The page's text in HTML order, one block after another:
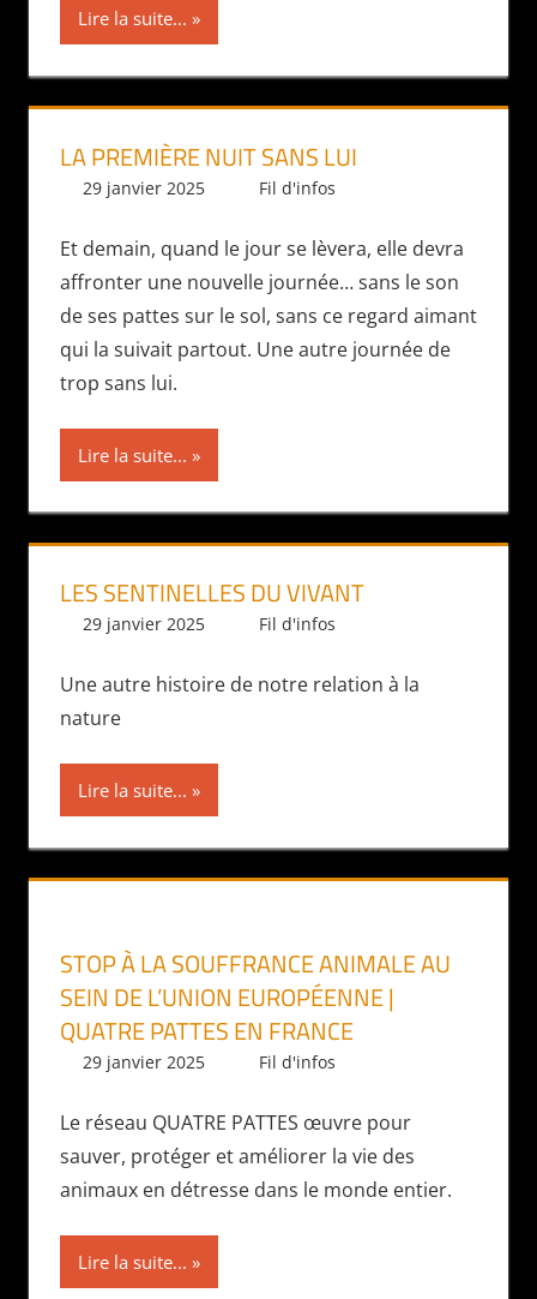
Lire la suite...
LA PREMIÈRE NUIT SANS LUI
29 janvier 2025 Daniel
Fil d'infos
Et demain, quand le jour se lèvera, elle devra
affronter une nouvelle journée… sans le son
de ses pattes sur le sol, sans ce regard aimant
qui la suivait partout. Une autre journée de
trop sans lui.
Lire la suite...
LES SENTINELLES DU VIVANT
29 janvier 2025 Daniel
Fil d'infos
Une autre histoire de notre relation à la
nature
Lire la suite...
STOP À LA SOUFFRANCE ANIMALE AU
SEIN DE L’UNION EUROPÉENNE |
QUATRE PATTES EN FRANCE
29 janvier 2025 Daniel
Fil d'infos
Le réseau QUATRE PATTES œuvre pour
sauver, protéger et améliorer la vie des
animaux en détresse dans le monde entier.
Lire la suite...